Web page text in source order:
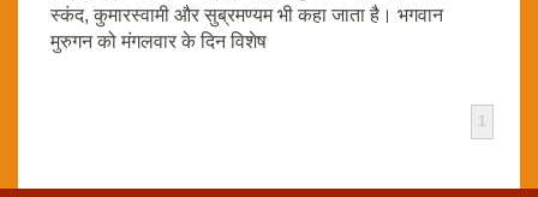
स्कंद, कुमारस्वामी और सुब्रमण्यम भी कहा जाता है। भगवान
मुरुगन को मंगलवार के दिन विशेष
1